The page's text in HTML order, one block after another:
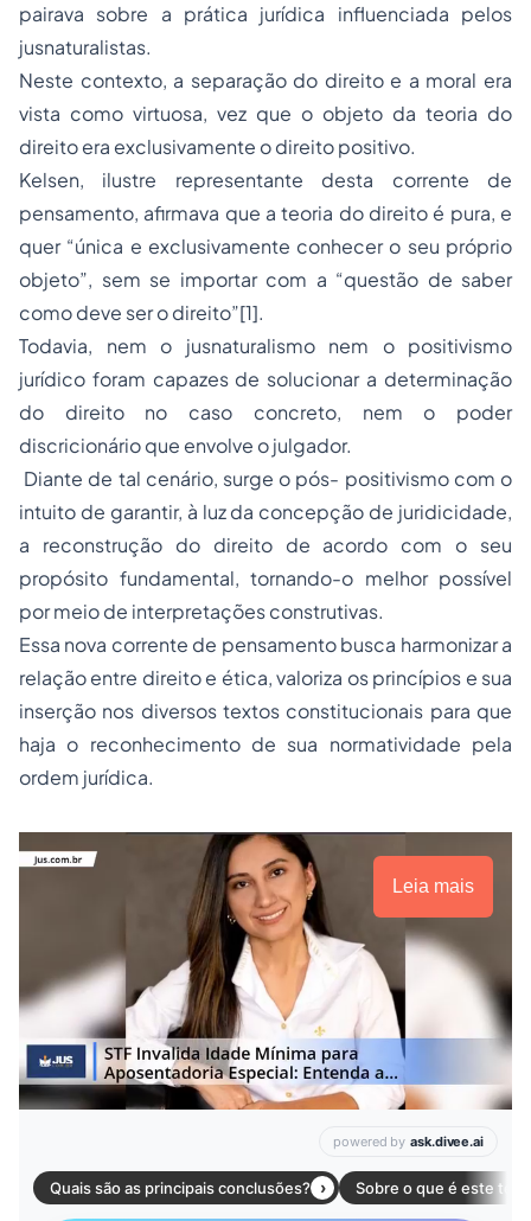
pairava sobre a prática jurídica influenciada pelos
jusnaturalistas.
Neste contexto, a separaçãodo direito e a moral era
vista como virtuosa, vez que o objeto da teoria do
direitoera exclusivamente o direito positivo.
Kelsen, ilustre representante desta corrente de
pensamento, afirmava que a teoria do direito é pura, e
quer “única e exclusivamente conhecer o seu próprio
objeto”, sem se importar com a “questão de saber
como deve ser o direito”[1].
Todavia, nem o jusnaturalismonem o positivismo
jurídico foram capazes de solucionar a determinação
do direito no caso concreto, nem o poder
discricionário que envolve o julgador.
Diante de tal cenário, surge o pós- positivismo com o
intuito de garantir, à luz da concepção de juridicidade,
a reconstrução do direito de acordo com o seu
propósito fundamental, tornando-o melhor possível
por meio de interpretações construtivas.
Essa nova corrente de pensamento busca harmonizar a
relação entre direito e ética, valoriza os princípios e sua
inserção nos diversos textos constitucionais para que
haja o reconhecimento de sua normatividade pela
ordem jurídica.
Leia mais